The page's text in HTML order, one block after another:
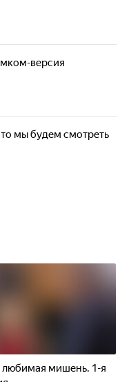
версия
мы будем смотреть
мишень. 1-я